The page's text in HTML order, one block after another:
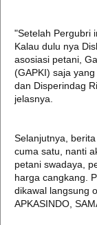
"Setelah Pergubri
Kalau dulu nya
asosiasi petani,
(GAPKI) saja
dan Disperindag
jelasnya.
Selanjutnya,
cuma satu, nanti
petani swadaya,
harga cangkang.
dikawal langsung
APKASINDO,